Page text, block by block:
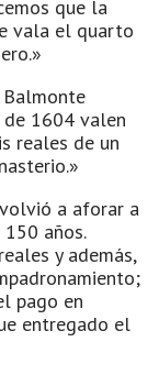
que la
vala el quarto
de 1604 valen
reales de un
a aforar a
años.
y además,
pago en
entregado el